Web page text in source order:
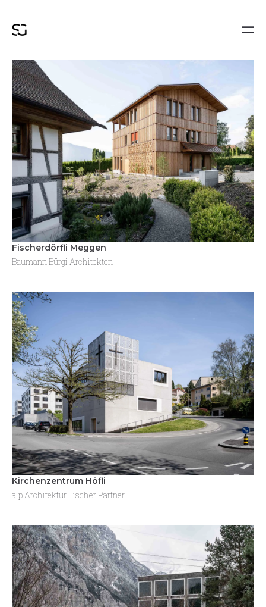
Fischerdörfli Meggen
Baumann Bürgi Architekten
Kirchenzentrum Höfli
alp Architektur Lischer Partner